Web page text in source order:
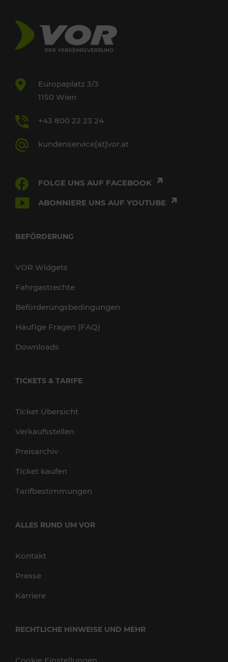
Europaplatz 3/3
1150 Wien
+43 800 22 23 24
kundenservice[at]vor.at
FOLGE UNS AUF FACEBOOK
ABONNIERE UNS AUF YOUTUBE
BEFÖRDERUNG
VOR Widgets
Fahrgastrechte
Beförderungsbedingungen
Häufige Fragen (FAQ)
Downloads
TICKETS & TARIFE
Ticket Übersicht
Verkaufsstellen
Preisarchiv
Ticket kaufen
Tarifbestimmungen
ALLES RUND UM VOR
Kontakt
Presse
Karriere
RECHTLICHE HINWEISE UND MEHR